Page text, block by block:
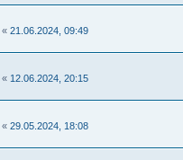
« 21.06.2024, 09:49
« 12.06.2024, 20:15
« 29.05.2024, 18:08